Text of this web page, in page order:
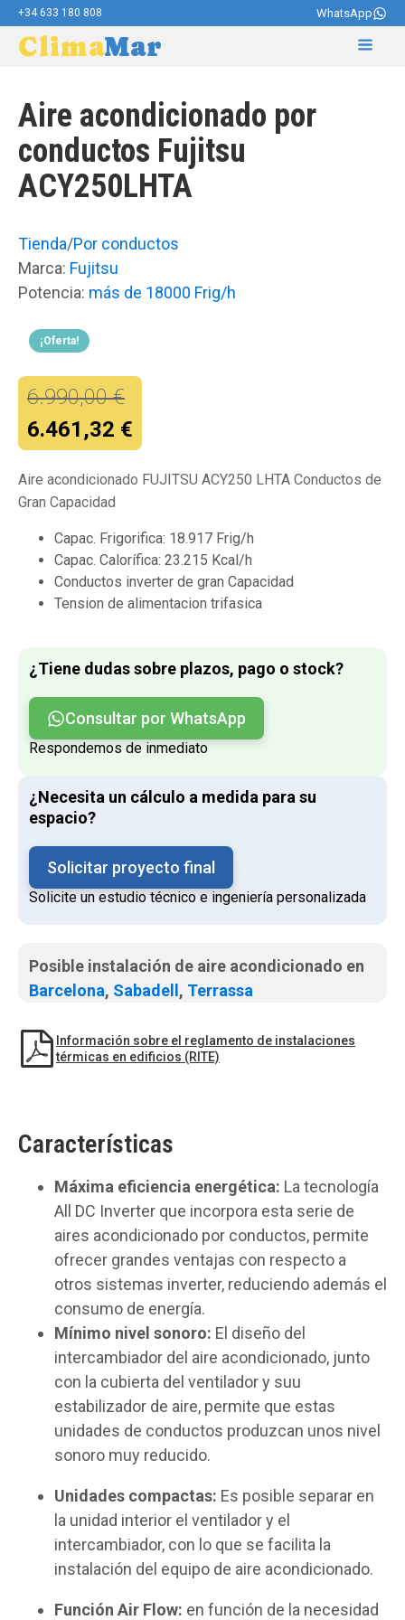
+34 633 180 808 WhatsApp
ClimaMar
Aire acondicionado por
conductos Fujitsu
ACY250LHTA
Tienda/Por conductos
Marca: Fujitsu
Potencia: más de 18000 Frig/h
¡Oferta!
6.990,00€
El
original
era:
6.990,00 €.
6.461,32 €
es:
6.461,32 €.
Aire acondicionado FUJITSU ACY250 LHTA Conductos de
Gran Capacidad
Capac. Frigorifica: 18.917 Frig/h
Capac. Calorífica: 23.215 Kcal/h
Conductos inverter de gran Capacidad
Tension de alimentacion trifasica
¿Tiene dudas sobre plazos, pago o stock?
Consultar por WhatsApp
Respondemos de inmediato
¿Necesita un cálculo a medida para su
espacio?
Solicitar proyecto final
Solicite un estudio técnico e ingeniería personalizada
Posible instalación de aire acondicionado en
Barcelona, Sabadell , Terrassa
Información sobre el reglamento de instalaciones
térmicas en edificios (RITE)
Características
Máxima eficiencia energética: La tecnología
All DC Inverter que incorpora esta serie de
aires acondicionado por conductos, permite
ofrecer grandes ventajas con respecto a
otros sistemas inverter, reduciendo además el
consumo de energía.
Mínimo nivel sonoro: El diseño del
intercambiador del aire acondicionado, junto
con la cubierta del ventilador y suu
estabilizador de aire, permite que estas
unidades de conductos produzcan unos nivel
sonoro muy reducido.
Unidades compactas: Es posible separar en
la unidad interior el ventilador y el
intercambiador, con lo que se facilita la
instalación del equipo de aire acondicionado.
Función Air Flow: en función de la necesidad